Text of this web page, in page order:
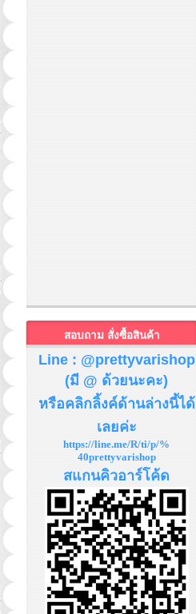
สอบถาม สั่งซื้อสินค้า
Line : @prettyvarishop
(มี @ ด้วยนะคะ)
หรือคลิกลิ้งค์ด้านล่างนี้ได้
เลยค่ะ
https://line.me/R/ti/p/%
40prettyvarishop
สแกนคิวอาร์โค้ด